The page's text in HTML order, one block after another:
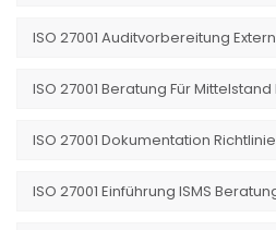
ISO 27001 Auditvorbereitung
ISO 27001 Beratung Für
ISO 27001 Dokumentation
ISO 27001 Einführung ISMS